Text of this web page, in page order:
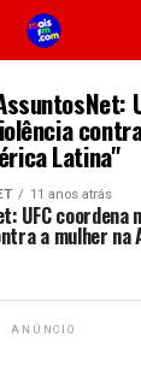
Latina"
11 anos atrás
UFC coordena
a mulher na
ANÚNCIO